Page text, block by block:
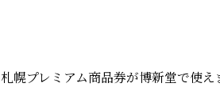
札幌プレミアム商品券が博新堂で使え